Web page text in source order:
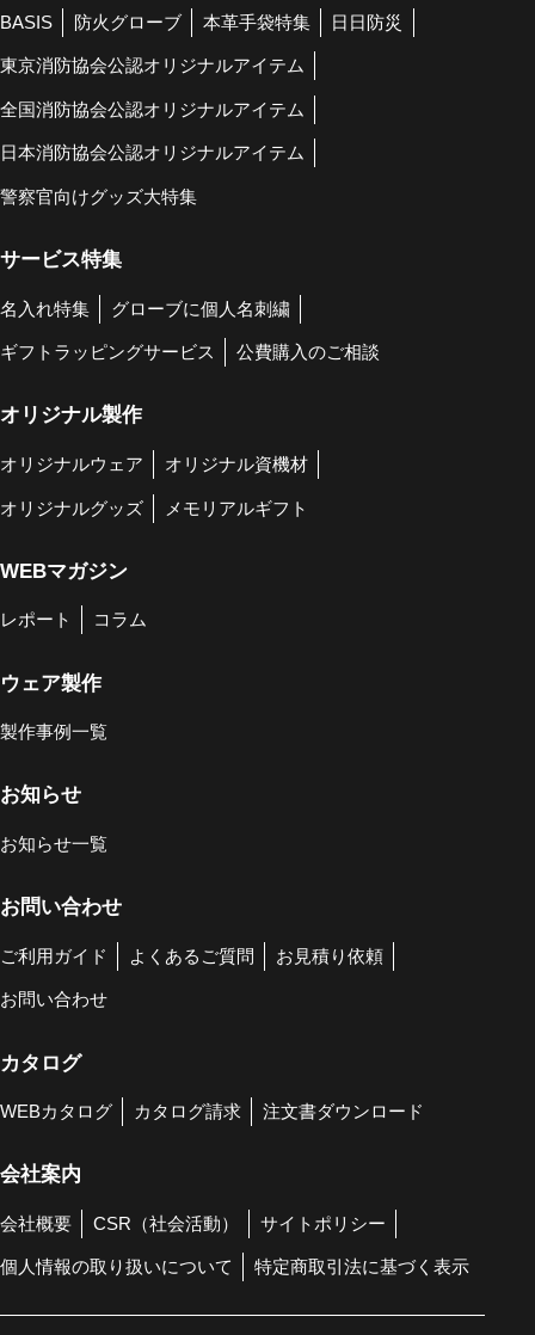
BASIS 防火グローブ 本革手袋特集 日日防災
東京消防協会公認オリジナルアイテム
全国消防協会公認オリジナルアイテム
日本消防協会公認オリジナルアイテム
警察官向けグッズ大特集
サービス特集
名入れ特集 グローブに個人名刺繍
ギフトラッピングサービス 公費購入のご相談
オリジナル製作
オリジナルウェア オリジナル資機材
オリジナルグッズ メモリアルギフト
WEBマガジン
レポート コラム
ウェア製作
製作事例一覧
お知らせ
お知らせ一覧
お問い合わせ
ご利用ガイド よくあるご質問 お見積り依頼
お問い合わせ
カタログ
WEBカタログ カタログ請求 注文書ダウンロード
会社案内
会社概要 CSR（社会活動） サイトポリシー
個人情報の取り扱いについて 特定商取引法に基づく表示